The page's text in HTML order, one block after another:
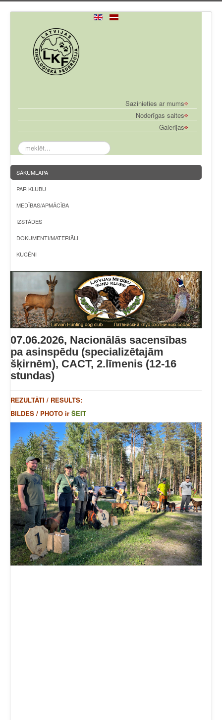
Sazinieties ar mums
Noderīgas saites
Galerijas
meklēt...
SĀKUMLAPA
PAR KLUBU
MEDĪBAS/APMĀCĪBA
IZSTĀDES
DOKUMENTI/MATERIĀLI
KUCĒNI
07.06.2026, Nacionālās sacensības
pa asinspēdu (specializētajām
šķirnēm), CACT, 2.līmenis (12-16
stundas)
REZULTĀTI / RESULTS:
BILDES / PHOTO ir ŠEIT